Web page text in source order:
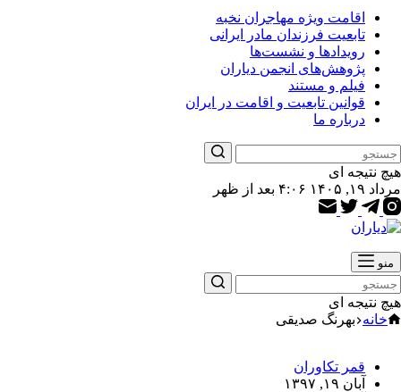
اقامت ویژه مهاجران نخبه
تابعیت فرزندان مادر ایرانی
رویدادها و نشست‌ها
پژوهش‌های انجمن دیاران
فیلم و مستند
قوانین تابعیت و اقامت در ایران
درباره ما
هیچ نتیجه ای
مرداد ۱۹, ۱۴۰۵ ۴:۰۶ بعد از ظهر
منو
هیچ نتیجه ای
خانه بهرنگ صدیقی
قمر تکاوران
آبان ۱۹, ۱۳۹۷